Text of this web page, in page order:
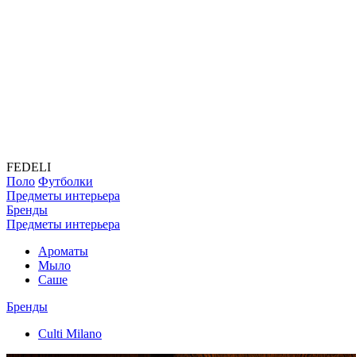
FEDELI
Поло Футболки
Предметы интерьера
Бренды
Предметы интерьера
Ароматы
Мыло
Саше
Бренды
Culti Milano